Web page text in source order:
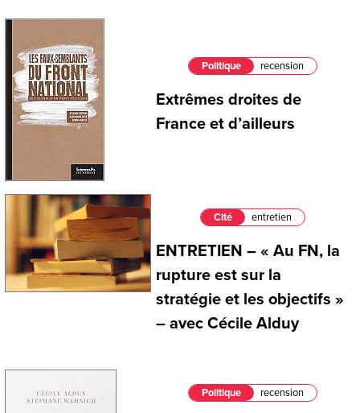
Politique recension
Extrêmes droites de
France et d’ailleurs
Cité entretien
ENTRETIEN – « Au FN, la
rupture est sur la
stratégie et les objectifs »
– avec Cécile Alduy
Politique recension